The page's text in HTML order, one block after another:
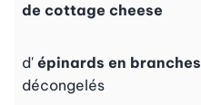
de cottage cheese
d' épinards en branches
décongelés